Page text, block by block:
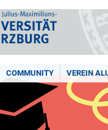
COMMUNITY VEREIN